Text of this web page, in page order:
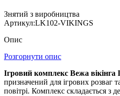
Знятий з виробництва
Артикул:LK102-VIKINGS
Опис
Розгорнути опис
Ігровий комплекс Вежа
призначений для ігрових розваг
повітрі. Комплекс складається з